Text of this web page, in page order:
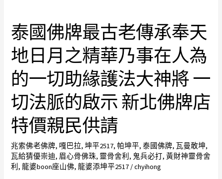
泰國佛牌最古老傳承奉天
地日月之精華乃事在人為
的一切助緣護法大神將 一
切法脈的啟示 新北佛牌店
特價親民供請
兆索佛老佛牌, 嘎巴拉,坤平2517, 帕坤平,泰國佛牌, 瓦曼敢坤,
瓦給猜優崇迪, 眉心骨佛珠, 靈骨舍利 , 鬼兵必打,黃財神靈骨舍
利 ,龍婆boon座山佛,龍婆添坤平2517 /chyihong
泰
國
佛
最
古
老
傳
承
奉
天